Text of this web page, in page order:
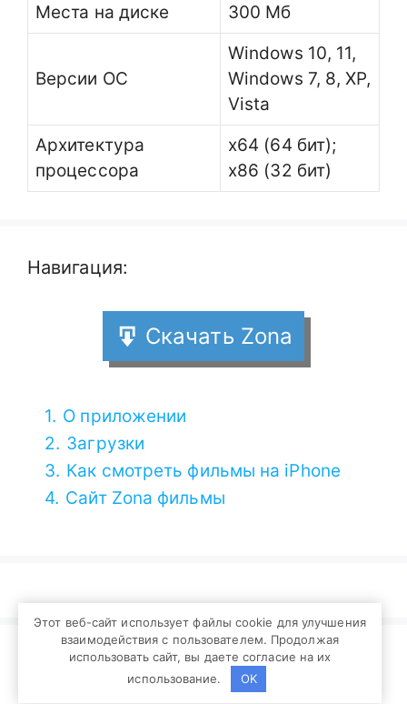
Места на диске
300 Мб
Версии ОС
Windows 10, 11,
Windows 7, 8, XP,
Vista
Архитектура
процессора
x64 (64 бит);
x86 (32 бит)
Навигация:
Скачать Zona
1. О приложении
2. Загрузки
3. Как смотреть фильмы на iPhone
4. Сайт Zona фильмы
© 2026 zonadown.ru - Фан сайт популярного
торрент клиента. Официальный сайт w1.zona.pub.
Политика конфиденциальности
Этот веб-сайт использует файлы cookie для улучшения
взаимодействия с пользователем. Продолжая
использовать сайт, вы даете согласие на их
использование.
OK